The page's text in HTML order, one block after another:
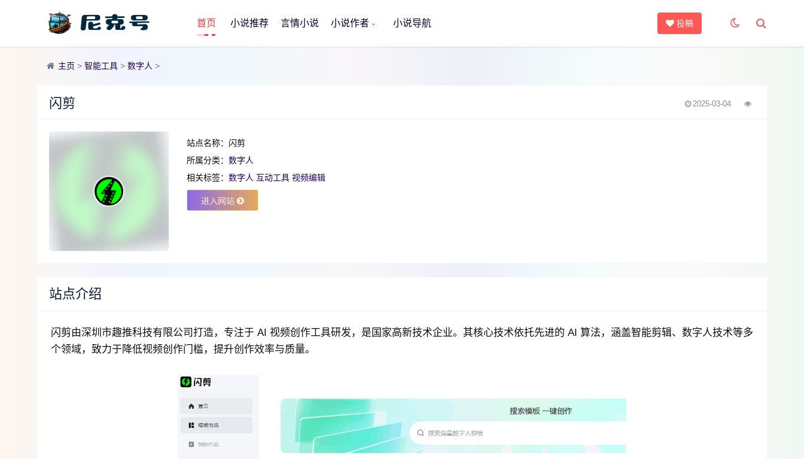
首页 小说推荐 言情小说 小说作者 小说导航 投稿
主页 > 智能工具 > 数字人 >
闪剪 2025-03-04
站点名称：闪剪
所属分类： 数字人
相关标签： 数字人 互动工具 视频编辑
进入网站
站点介绍
闪剪由深圳市趣推科技有限公司打造，专注于 AI 视频创作工具研发，是国家高新技术企业。其核心技术依托先进的 AI 算法，涵盖智能剪辑、数字人技术等多
个领域，致力于降低视频创作门槛，提升创作效率与质量。